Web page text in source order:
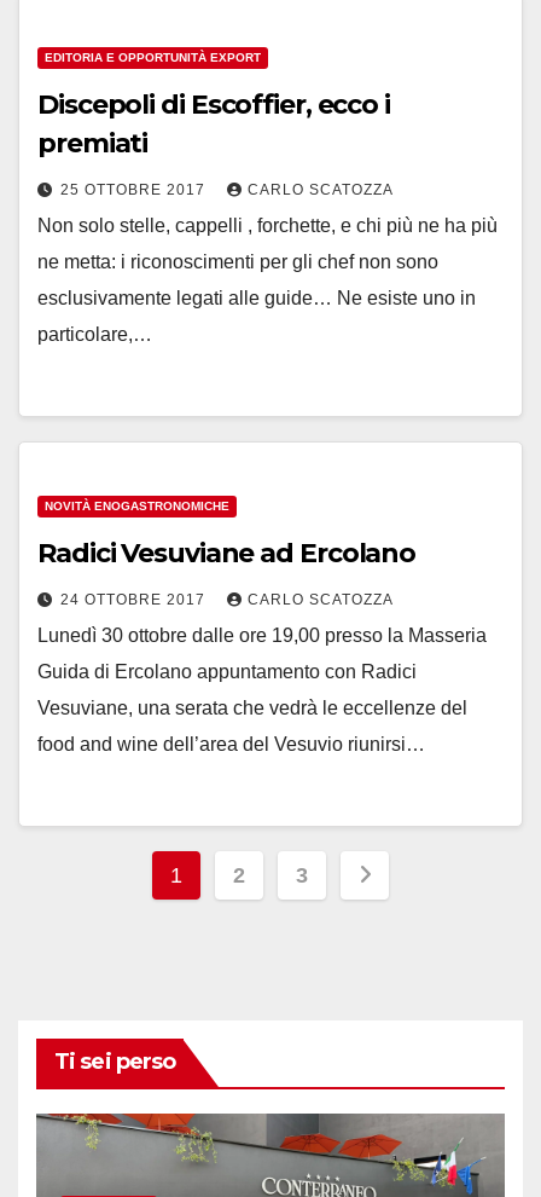
EDITORIA E OPPORTUNITÀ EXPORT
Discepoli di Escoffier, ecco i
premiati
25 OTTOBRE 2017 CARLO SCATOZZA
Non solo stelle, cappelli , forchette, e chi più ne ha più
ne metta: i riconoscimenti per gli chef non sono
esclusivamente legati alle guide… Ne esiste uno in
particolare,…
NOVITÀ ENOGASTRONOMICHE
Radici Vesuviane ad Ercolano
24 OTTOBRE 2017 CARLO SCATOZZA
Lunedì 30 ottobre dalle ore 19,00 presso la Masseria
Guida di Ercolano appuntamento con Radici
Vesuviane, una serata che vedrà le eccellenze del
food and wine dell’area del Vesuvio riunirsi…
Paginazione
1 2 3
Ti sei perso